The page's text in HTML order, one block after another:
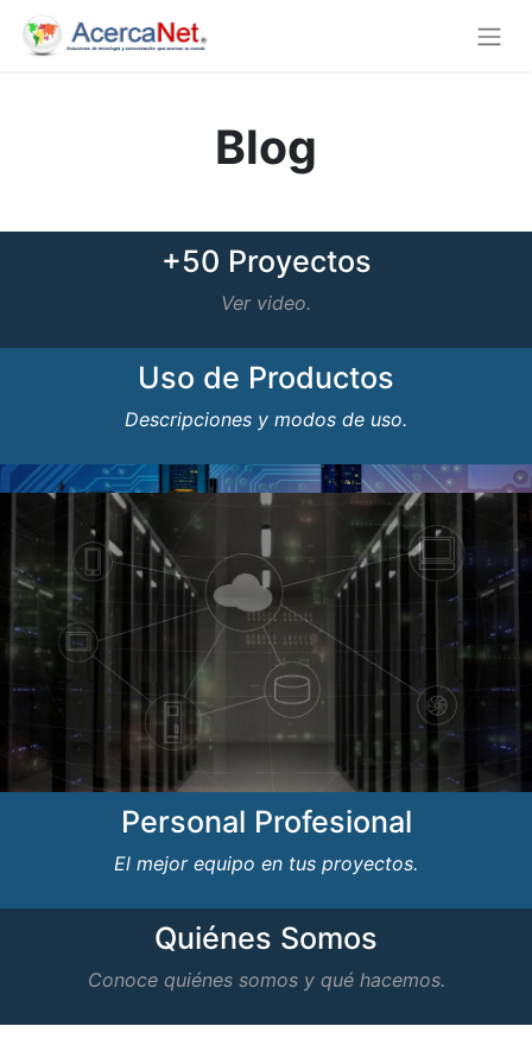
Blog
+50 Proyectos
Ver video.
Uso de Productos
Descripciones y modos de uso.
Personal Profesional
El mejor equipo en tus proyectos.
Quiénes Somos
Conoce quiénes somos y qué hacemos.